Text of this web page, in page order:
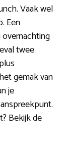
Vaak wel
Een
twee
gemak van
je
Bekijk de